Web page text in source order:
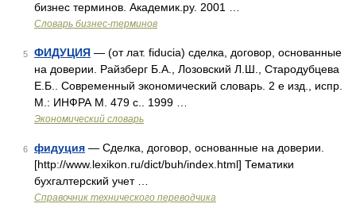
бизнес терминов. Академик.ру. 2001 …
Словарь бизнес-терминов
5 ФИДУЦИЯ — (от лат. fiducia) сделка, договор, основанные
на доверии. Райзберг Б.А., Лозовский Л.Ш., Стародубцева
Е.Б.. Современный экономический словарь. 2 е изд., испр.
М.: ИНФРА М. 479 с.. 1999 …
Экономический словарь
6 фидуция — Сделка, договор, основанные на доверии.
[http://www.lexikon.ru/dict/buh/index.html] Тематики
бухгалтерский учет …
Справочник технического переводчика